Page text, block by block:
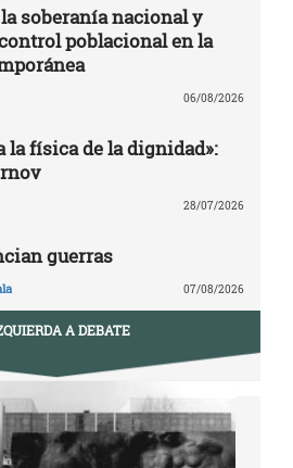
soberanía nacional y
poblacional en la
06/08/2026
la física de la dignidad»:
28/07/2026
guerras
07/08/2026
A DEBATE